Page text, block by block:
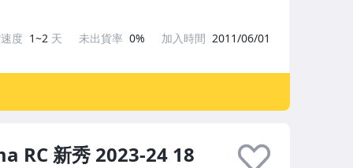
RC 新秀 2023-24 18
度 1~2 天 未出貨率 0% 加入時間 2011/06/01